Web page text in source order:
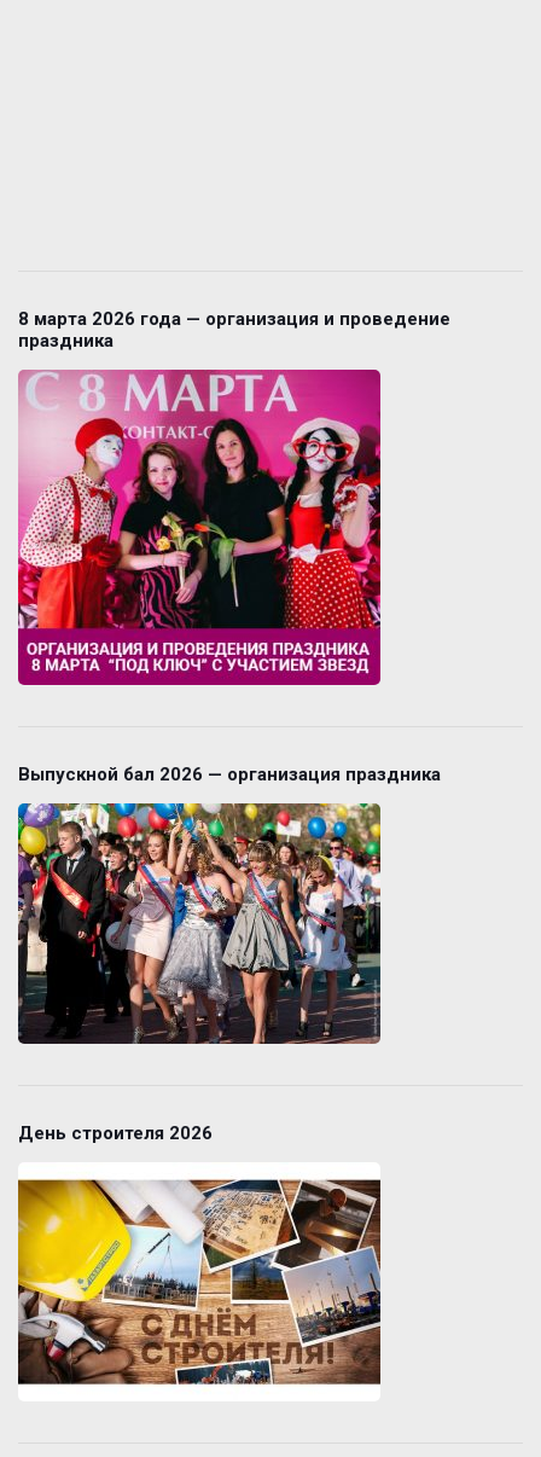
8 марта 2026 года — организация и проведение
праздника
Выпускной бал 2026 — организация праздника
День строителя 2026